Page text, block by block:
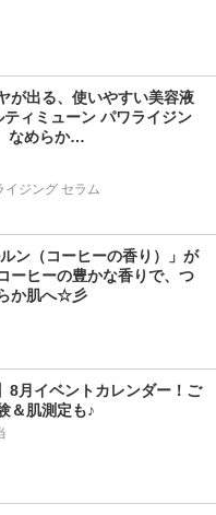
が出る、使いやすい美容液
ィミューン パワライジン
なめらか…
イジング セラム
ン（コーヒーの香り）」が
ーヒーの豊かな香りで、つ
か肌へ☆彡
8月イベントカレンダー！ご
＆肌測定も♪